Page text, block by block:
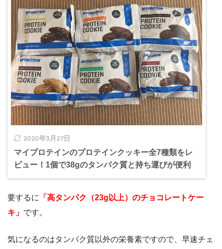
2020年3月27日
マイプロテインのプロテインクッキー全7種類をレ
ビュー！1個で38gのタンパク質と持ち運びが便利
要するに
「高タンパク（23g以上）のチョコレートケー
キ」 です。
気になるのはタンパク質以外の栄養素ですので、早速チェ